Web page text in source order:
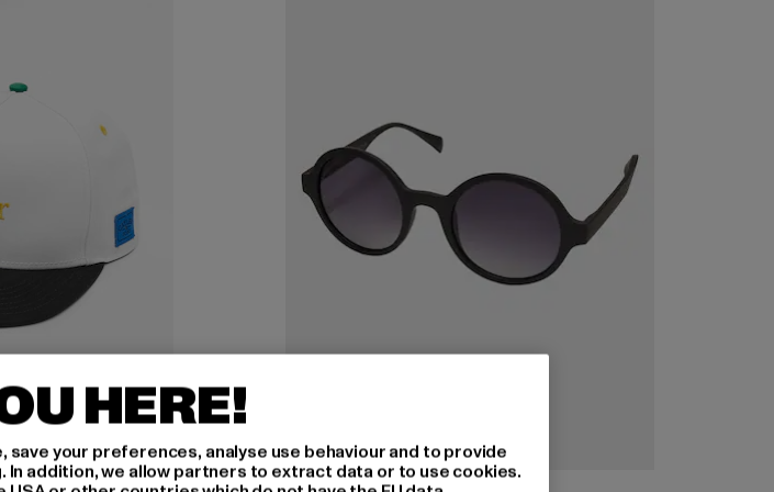
HERE!
your preferences, analyse use behaviour and to provide
addition, we allow partners to extract data or to use cookies.